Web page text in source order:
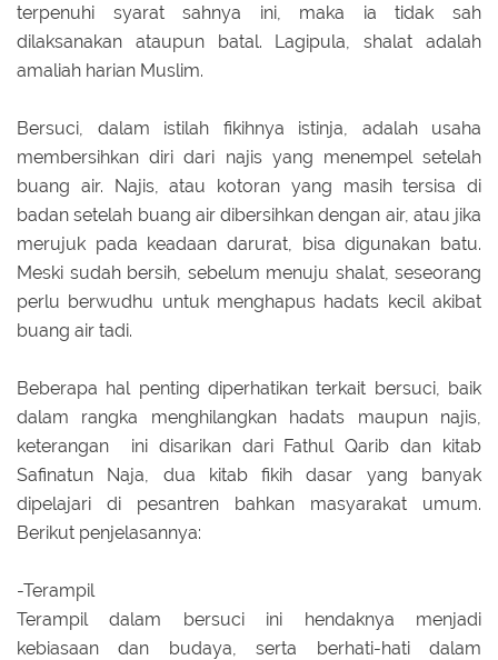
terpenuhi syarat sahnya ini, maka ia tidak sah
dilaksanakan ataupun batal. Lagipula, shalat adalah
amaliah harian Muslim.
Bersuci, dalam istilah fikihnya istinja, adalah usaha
membersihkan diri dari najis yang menempel setelah
buang air. Najis, atau kotoran yang masih tersisa di
badan setelah buang air dibersihkan dengan air, atau jika
merujuk pada keadaan darurat, bisa digunakan batu.
Meski sudah bersih, sebelum menuju shalat, seseorang
perlu berwudhu untuk menghapus hadats kecil akibat
buang air tadi.
Beberapa hal penting diperhatikan terkait bersuci, baik
dalam rangka menghilangkan hadats maupun najis,
keterangan ini disarikan dari Fathul Qarib dan kitab
Safinatun Naja, dua kitab fikih dasar yang banyak
dipelajari di pesantren bahkan masyarakat umum.
Berikut penjelasannya:
-Terampil
Terampil dalam bersuci ini hendaknya menjadi
kebiasaan dan budaya, serta berhati-hati dalam